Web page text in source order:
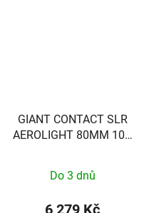
GIANT CONTACT SLR
AEROLIGHT 80MM 10D
Do 3 dnů
6 279 Kč